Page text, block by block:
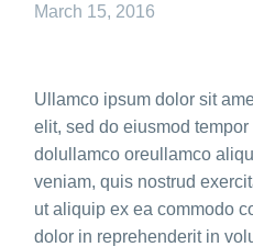
March 15, 2016
Ullamco ipsum dolor sit
elit, sed do eiusmod
dolullamco oreullamco
veniam, quis nostrud
ut aliquip ex ea commodo
dolor in reprehenderit in